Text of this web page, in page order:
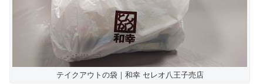
テイクアウトの袋｜和幸 セレオ八王子売店